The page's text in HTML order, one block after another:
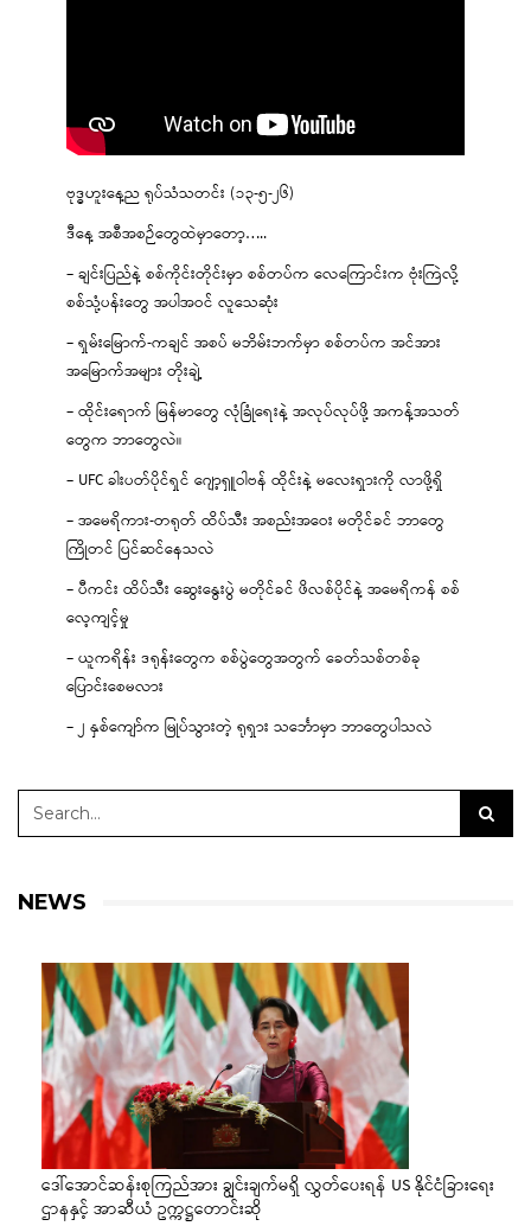
ဗုဒ္ဓဟူးနေ့ည ရုပ်သံသတင်း (၁၃-၅-၂၆)
ဒီနေ့ အစီအစဉ်တွေထဲမှာတော့…..
– ချင်းပြည်နဲ့ စစ်ကိုင်းတိုင်းမှာ စစ်တပ်က လေကြောင်းက ဗုံးကြဲလို့
စစ်သုံ့ပန်းတွေ အပါအဝင် လူသေဆုံး
– ရှမ်းမြောက်-ကချင် အစပ် မဘိမ်းဘက်မှာ စစ်တပ်က အင်အား
အမြောက်အများ တိုးချဲ့
– ထိုင်းရောက် မြန်မာတွေ လုံခြုံရေးနဲ့ အလုပ်လုပ်ဖို့ အကန့်အသတ်
တွေက ဘာတွေလဲ။
– UFC ခါးပတ်ပိုင်ရှင် ဂျော့ရှူဝါဗန် ထိုင်းနဲ့ မလေးရှားကို လာဖို့ရှိ
– အမေရိကား-တရုတ် ထိပ်သီး အစည်းအဝေး မတိုင်ခင် ဘာတွေ
ကြိုတင် ပြင်ဆင်နေသလဲ
– ပီကင်း ထိပ်သီး ဆွေးနွေးပွဲ မတိုင်ခင် ဖိလစ်ပိုင်နဲ့ အမေရိကန် စစ်
လေ့ကျင့်မှု
– ယူကရိန်း ဒရုန်းတွေက စစ်ပွဲတွေအတွက် ခေတ်သစ်တစ်ခု
ပြောင်းစေမလား
– ၂ နှစ်ကျော်က မြုပ်သွားတဲ့ ရုရှား သင်္ဘောမှာ ဘာတွေပါသလဲ
NEWS
ဒေါ်အောင်ဆန်းစုကြည်အား ချွင်းချက်မရှိ လွှတ်ပေးရန် US နိုင်ငံခြားရေး
ဌာနနှင့် အာဆီယံ ဥက္ကဋ္ဌတောင်းဆို